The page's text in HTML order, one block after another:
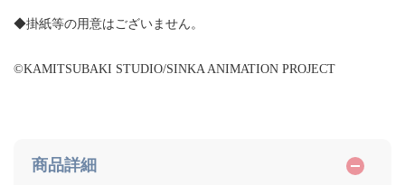
商品詳細
◆掛紙等の用意はございません。
©KAMITSUBAKI STUDIO/SINKA ANIMATION PROJECT